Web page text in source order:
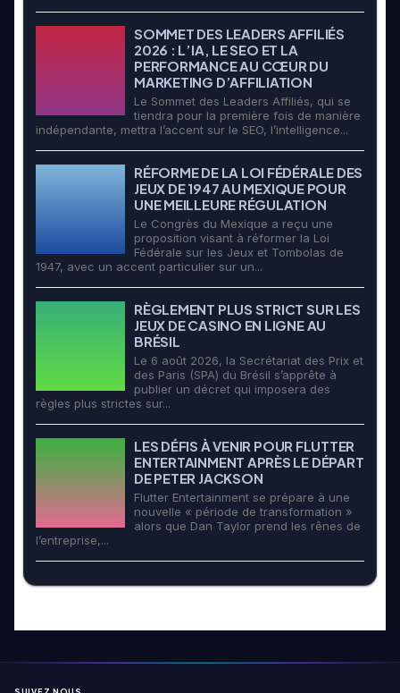
SOMMET DES LEADERS AFFILIÉS
2026 : L’IA, LE SEO ET LA
PERFORMANCE AU CŒUR DU
MARKETING D’AFFILIATION
Le Sommet des Leaders Affiliés, qui se
tiendra pour la première fois de manière
indépendante, mettra l’accent sur le SEO, l’intelligence...
RÉFORME DE LA LOI FÉDÉRALE DES
JEUX DE 1947 AU MEXIQUE POUR
UNE MEILLEURE RÉGULATION
Le Congrès du Mexique a reçu une
proposition visant à réformer la Loi
Fédérale sur les Jeux et Tombolas de
1947, avec un accent particulier sur un...
RÈGLEMENT PLUS STRICT SUR LES
JEUX DE CASINO EN LIGNE AU
BRÉSIL
Le 6 août 2026, la Secrétariat des Prix et
des Paris (SPA) du Brésil s’apprête à
publier un décret qui imposera des
règles plus strictes sur...
LES DÉFIS À VENIR POUR FLUTTER
ENTERTAINMENT APRÈS LE DÉPART
DE PETER JACKSON
Flutter Entertainment se prépare à une
nouvelle « période de transformation »
alors que Dan Taylor prend les rênes de
l’entreprise,...